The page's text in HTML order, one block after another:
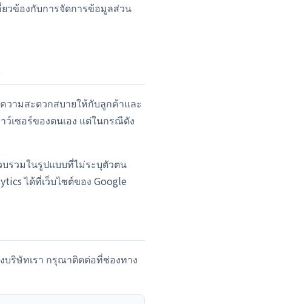
วข้องกับการจัดการข้อมูลส่วน
วามสะดวกสบายให้กับลูกค้าและ
ว์เซอร์ของตนเอง แต่ในกรณีดัง
บรวมในรูปแบบที่ไม่ระบุตัวตน
ได้ที่เว็บไซต์ของ Google
ริษัทเรา กรุณาติดต่อที่ช่องทาง